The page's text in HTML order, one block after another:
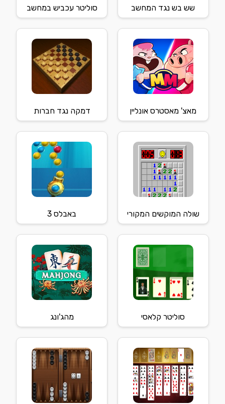
שש בש נגד המחשב סוליטר עכביש במחשב
מאצ' מאסטרס אונליין דמקה נגד חברות
שולה המוקשים המקורי באבלס 3
סוליטר קלאסי מהג'ונג